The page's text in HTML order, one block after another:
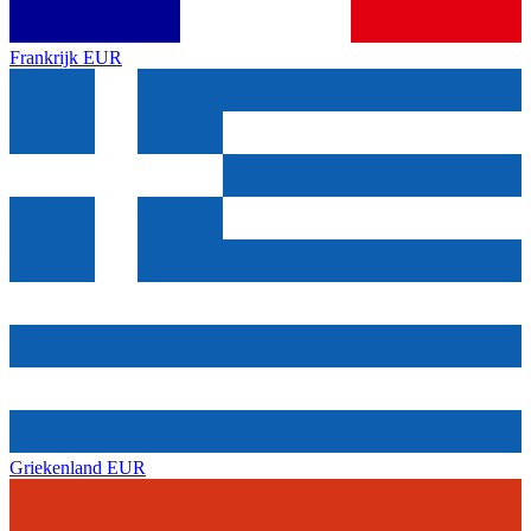
Frankrijk EUR
Griekenland EUR